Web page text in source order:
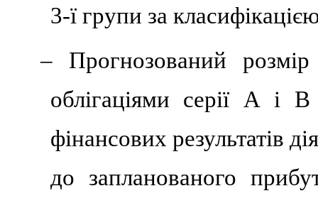
3-ї групи за
– Прогнозований розмір
облігаціями серії А і
фінансових результатів
до запланованого